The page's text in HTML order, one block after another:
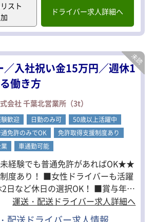
体的には】
送エリア：千葉県、東京都、茨城
一部
送件数：1日2便（合計5～7店舗程
送商品：冷凍・チルド・常温食品
み降ろし：カゴ車使用
ターでの積み込み作業は基本的に
で行います。
込み時には携帯電話を使用したバ
ード読み取りや温度確認作業もあ
す。
、納品先によっては台車を使用し
う場面もありますが、先輩社員が
かりサポートしますのでご安心く
い。
込み方法や配送の流れは入社後の
乗研修で丁寧にお教えします。
スト
ドライバー求人詳細へ
入社祝い金15万円／週休1
働き方
会社 千葉北営業所（3t）
歓迎 日勤のみ可
50歳以上活躍中
免許のみでOK
免許取得支援制度あり
車通勤可能
経験でも普通免許があればOK★★
度あり！ ■女性ドライバーも活躍
日など休日の選択OK！ ■賞与年2
転職祝い金15万円あり（規定） ■
道も覚えやすく未経験でも安心 ★
運送・配送ドライバー求人詳細へ